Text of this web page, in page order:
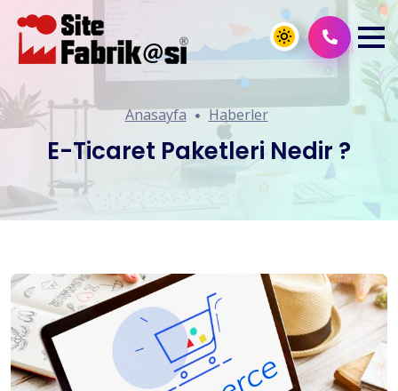
Anasayfa Haberler
E-Ticaret Paketleri Nedir ?